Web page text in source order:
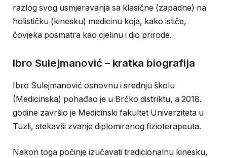
razlog svog usmjeravanja sa klasične (zapadne) na
holističku (kinesku) medicinu koja, kako ističe,
čovjeka posmatra kao cjelinu i dio prirode.
Ibro Sulejmanović – kratka biografija
Ibro Sulejmanović osnovnu i srednju školu
(Medicinska) pohađao je u Brčko distriktu, a 2018.
godine završio je Medicinski fakultet Univerziteta u
Tuzli, stekavši zvanje diplomiranog fizioterapeuta.
Nakon toga počinje izučavati tradicionalnu kinesku,